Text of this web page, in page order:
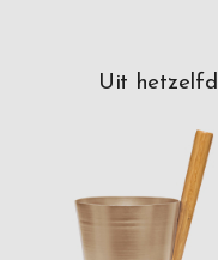
Uit